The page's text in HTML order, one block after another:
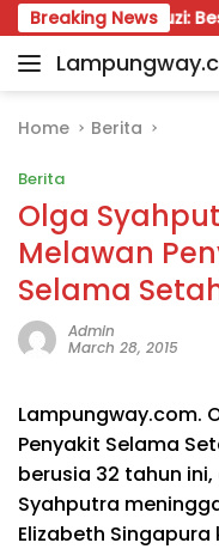
Skip
to
content
Breaking News
Fauzi: Besok Kita
Portal
Daerah
Terpercaya
dan
Terupdate
Home Berita
Berita
Olga
Melawan
Selama
Admin
March 28, 2015
Lampungway.com.
Penyakit Selama
berusia 32 tahun
Syahputra
Elizabeth